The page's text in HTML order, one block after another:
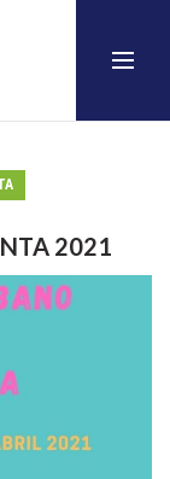
2021